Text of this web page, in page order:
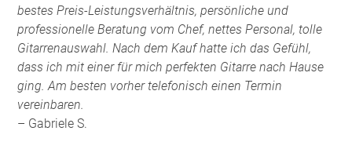
bestes Preis-Leistungsverhältnis, persönliche und
professionelle Beratung vom Chef, nettes Personal, tolle
Gitarrenauswahl. Nach dem Kauf hatte ich das Gefühl,
dass ich mit einer für mich perfekten Gitarre nach Hause
ging. Am besten vorher telefonisch einen Termin
vereinbaren.
– Gabriele S.